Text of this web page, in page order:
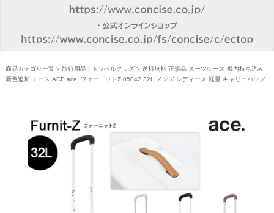
商品カテゴリ一覧 > 旅行用品 | トラベルグッズ> 送料無料 正規品 スーツケース 機内持ち込み
新色追加 エース ACE ace. ファーニットZ 05042 32L メンズ レディース 軽量 キャリーバッグ